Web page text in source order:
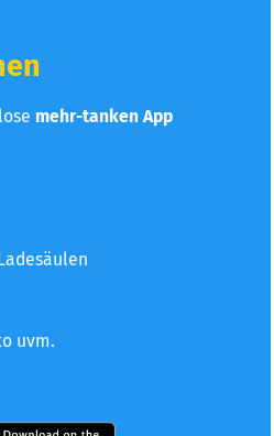
mehr-tanken App
uvm.